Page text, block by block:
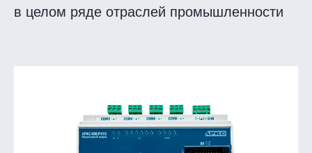
в целом ряде отраслей промышленности